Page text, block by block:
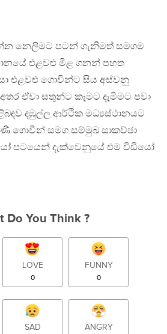
නෙලිමට පටන් ගැනිමත් සමගම
එළවළු මිළ ගනන් පහත
එළවළු ගොවීන්ට සිය අස්වනු
ඒවා සතුන්ට කෑමට දැමීමට පවා
දඹුල්ල ආර්ථික මධ්‍යස්ථානයට
ගොවීන් සමග සම්මුඛ සාකච්ඡා
පටයෙන් දැක්වෙනුයේ එම විඩියෝ
Do You Think ?
LOVE
0
FUNNY
0
SAD ANGRY